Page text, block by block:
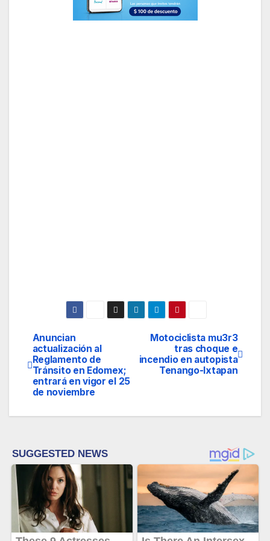
Navegación
de
entradas
Motociclista mu3r3
tras choque e
incendio en autopista
Tenango-Ixtapan
Anuncian
actualización al
Reglamento de
Tránsito en Edomex;
entrará en vigor el 25
de noviembre